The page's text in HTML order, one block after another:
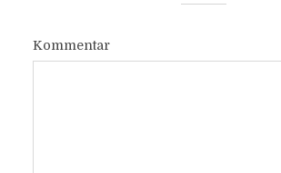
Kommentar